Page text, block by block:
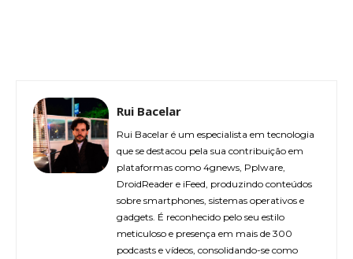
Rui Bacelar
Rui Bacelar é um especialista em tecnologia
que se destacou pela sua contribuição em
plataformas como 4gnews, Pplware,
DroidReader e iFeed, produzindo conteúdos
sobre smartphones, sistemas operativos e
gadgets. É reconhecido pelo seu estilo
meticuloso e presença em mais de 300
podcasts e vídeos, consolidando-se como